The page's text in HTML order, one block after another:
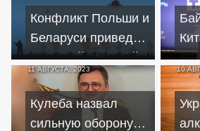
спецслужб
WP
Конфликт Польши и
Беларуси приведет
к третьей мировой –
французский
политик
11 АВГУСТА, 2023
Кулеба назвал
сильную оборону
10